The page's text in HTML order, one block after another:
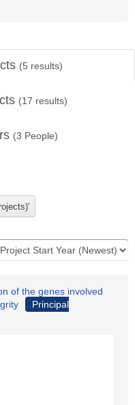
(5 results)
(17 results)
(3 People)
of the genes involved
Principal